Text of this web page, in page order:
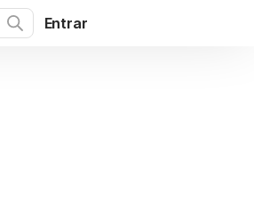
Entrar